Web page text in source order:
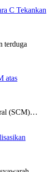
C Tekankan
terduga
atas
(SCM)…